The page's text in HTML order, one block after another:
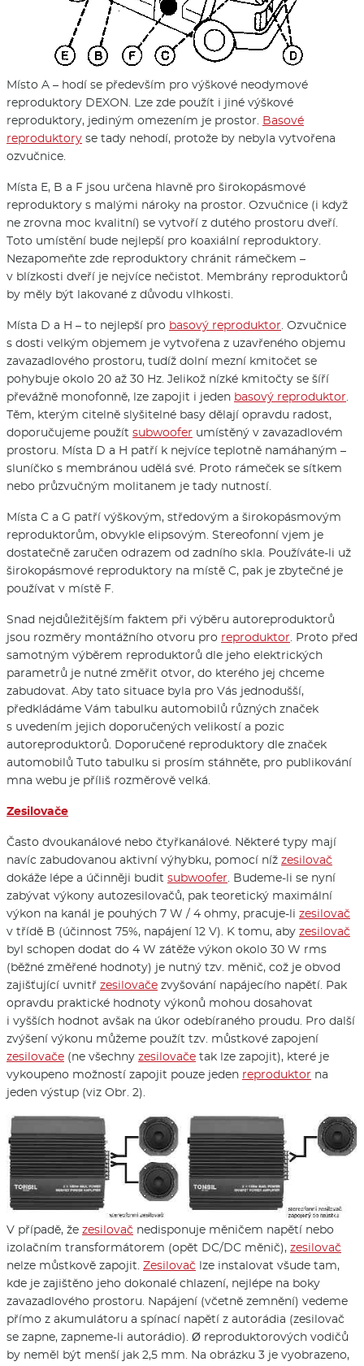
Místo A – hodí se především pro výškové neodymové
reproduktory DEXON. Lze zde použít i jiné výškové
reproduktory, jediným omezením je prostor. Basové
reproduktory se tady nehodí, protože by nebyla vytvořena
ozvučnice.
Místa E, B a F jsou určena hlavně pro širokopásmové
reproduktory s malými nároky na prostor. Ozvučnice (i když
ne zrovna moc kvalitní) se vytvoří z dutého prostoru dveří.
Toto umístění bude nejlepší pro koaxiální reproduktory.
Nezapomeňte zde reproduktory chránit rámečkem –
v blízkosti dveří je nejvíce nečistot. Membrány reproduktorů
by měly být lakované z důvodu vlhkosti.
Místa D a H – to nejlepší pro basový reproduktor. Ozvučnice
s dosti velkým objemem je vytvořena z uzavřeného objemu
zavazadlového prostoru, tudíž dolní mezní kmitočet se
pohybuje okolo 20 až 30 Hz. Jelikož nízké kmitočty se šíří
převážně monofonně, lze zapojit i jeden basový reproduktor.
Těm, kterým citelně slyšitelné basy dělají opravdu radost,
doporučujeme použít subwoofer umístěný v zavazadlovém
prostoru. Místa D a H patří k nejvíce teplotně namáhaným –
sluníčko s membránou udělá své. Proto rámeček se sítkem
nebo průzvučným molitanem je tady nutností.
Místa C a G patří výškovým, středovým a širokopásmovým
reproduktorům, obvykle elipsovým. Stereofonní vjem je
dostatečně zaručen odrazem od zadního skla. Používáte-li už
širokopásmové reproduktory na místě C, pak je zbytečné je
používat v místě F.
Snad nejdůležitějším faktem při výběru autoreproduktorů
jsou rozměry montážního otvoru pro reproduktor. Proto před
samotným výběrem reproduktorů dle jeho elektrických
parametrů je nutné změřit otvor, do kterého jej chceme
zabudovat. Aby tato situace byla pro Vás jednodušší,
předkládáme Vám tabulku automobilů různých značek
s uvedením jejich doporučených velikostí a pozic
autoreproduktorů. Doporučené reproduktory dle značek
automobilů Tuto tabulku si prosím stáhněte, pro publikování
mna webu je příliš rozměrově velká.
Zesilovače
Často dvoukanálové nebo čtyřkanálové. Některé typy mají
navíc zabudovanou aktivní výhybku, pomocí níž zesilovač
dokáže lépe a účinněji budit subwoofer. Budeme-li se nyní
zabývat výkony autozesilovačů, pak teoretický maximální
výkon na kanál je pouhých 7 W / 4 ohmy, pracuje-li zesilovač
v třídě B (účinnost 75%, napájení 12 V). K tomu, aby zesilovač
byl schopen dodat do 4 W zátěže výkon okolo 30 W rms
(běžné změřené hodnoty) je nutný tzv. měnič, což je obvod
zajišťující uvnitř zesilovače zvyšování napájecího napětí. Pak
opravdu praktické hodnoty výkonů mohou dosahovat
i vyšších hodnot avšak na úkor odebíraného proudu. Pro další
zvýšení výkonu můžeme použít tzv. můstkové zapojení
zesilovače (ne všechny zesilovače tak lze zapojit), které je
vykoupeno možností zapojit pouze jeden reproduktor na
jeden výstup (viz Obr. 2).
V případě, že zesilovač nedisponuje měničem napětí nebo
izolačním transformátorem (opět DC/DC měnič), zesilovač
nelze můstkově zapojit. Zesilovač lze instalovat všude tam,
kde je zajištěno jeho dokonalé chlazení, nejlépe na boky
zavazadlového prostoru. Napájení (včetně zemnění) vedeme
přímo z akumulátoru a spínací napětí z autorádia (zesilovač
se zapne, zapneme-li autorádio). Ø reproduktorových vodičů
by neměl být menší jak 2,5 mm. Na obrázku 3 je vyobrazeno,